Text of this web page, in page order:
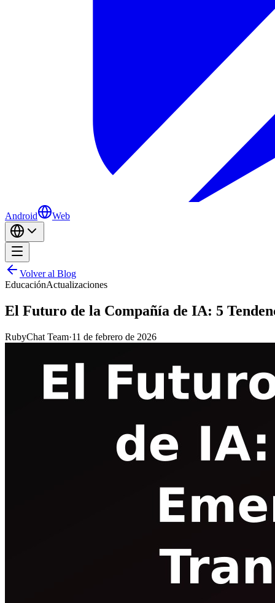
Android Web
Volver al Blog
EducaciónActualizaciones
El Futuro de la Compañía de IA: 5
RubyChat Team·11 de febrero de 2026